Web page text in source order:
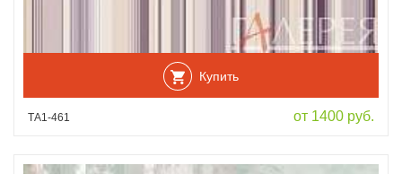
Купить
ТА1-461 от 1400 руб.